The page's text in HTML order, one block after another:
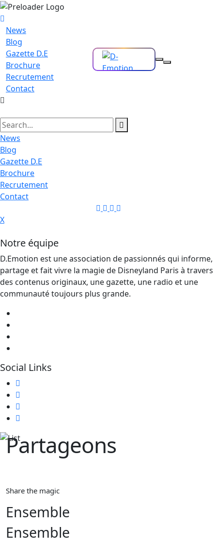
News
Blog
Gazette D.E
Brochure
Recrutement
Contact
News
Blog
Gazette D.E
Brochure
Recrutement
Contact
X
Notre équipe
D.Emotion est une association de passionnés qui informe,
partage et fait vivre la magie de Disneyland Paris à travers
des contenus originaux, une gazette, une radio et une
communauté toujours plus grande.
Social Links
Partageons‎ ‎
La magie
Share the magic
Ensemble
Ensemble